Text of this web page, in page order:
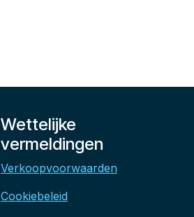
Wettelijke
vermeldingen
Verkoopvoorwaarden
Cookiebeleid